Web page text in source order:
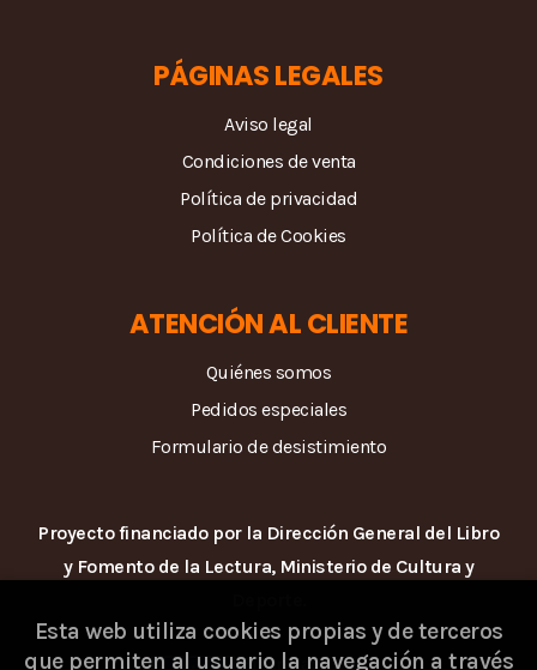
PÁGINAS LEGALES
Aviso legal
Condiciones de venta
Política de privacidad
Política de Cookies
ATENCIÓN AL CLIENTE
Quiénes somos
Pedidos especiales
Formulario de desistimiento
Proyecto financiado por la Dirección General del Libro
y Fomento de la Lectura, Ministerio de Cultura y
Esta web utiliza cookies propias y de terceros
que permiten al usuario la navegación a través